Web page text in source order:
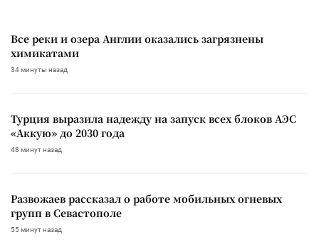
Все реки и озера Англии оказались загрязнены
химикатами
34 минуты назад
Турция выразила надежду на запуск всех блоков АЭС
«Аккую» до 2030 года
48 минут назад
Развожаев рассказал о работе мобильных огневых
групп в Севастополе
55 минут назад